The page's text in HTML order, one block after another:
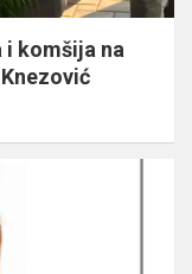
komšija na